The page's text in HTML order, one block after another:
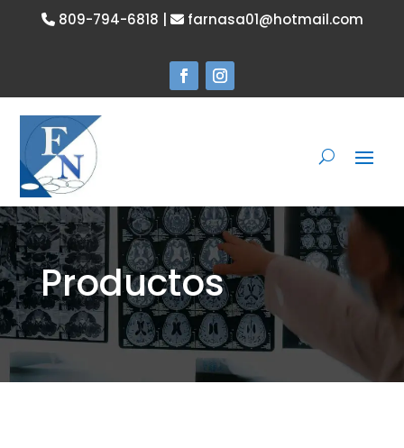
809-794-6818 | farnasa01@hotmail.com
Productos